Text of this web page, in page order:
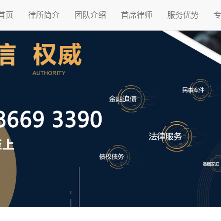
页 律所简介 团队介绍 首席律师 服务优势